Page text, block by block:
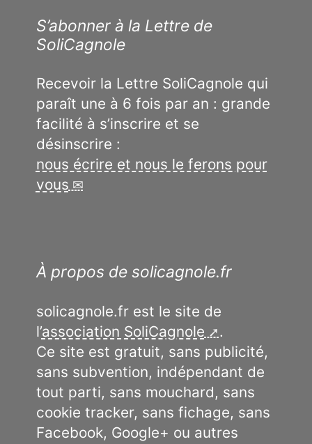
S’abonner à la Lettre de
SoliCagnole
Recevoir la Lettre SoliCagnole qui
paraît une à 6 fois par an : grande
facilité à s’inscrire et se
désinscrire :
nous écrire et nous le ferons pour
vous
À propos de solicagnole.fr
solicagnole.fr est le site de
l’association SoliCagnole
.
Ce site est gratuit, sans publicité,
sans subvention, indépendant de
tout parti, sans mouchard, sans
cookie tracker, sans fichage, sans
Facebook, Google+ ou autres